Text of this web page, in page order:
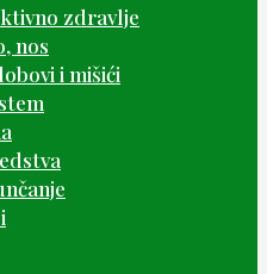
zdravlje
nos
i mišići